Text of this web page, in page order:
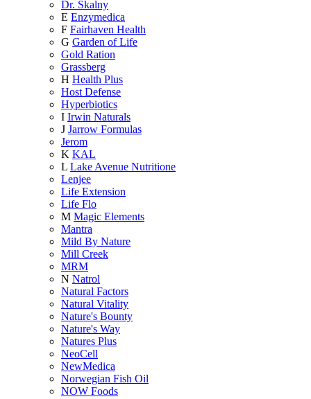
Dr. Skalny
E Enzymedica
F Fairhaven Health
G Garden of Life
Gold Ration
Grassberg
H Health Plus
Host Defense
Hyperbiotics
I Irwin Naturals
J Jarrow Formulas
Jerom
K KAL
L Lake Avenue Nutritione
Lenjee
Life Extension
Life Flo
M Magic Elements
Mantra
Mild By Nature
Mill Creek
MRM
N Natrol
Natural Factors
Natural Vitality
Nature's Bounty
Nature's Way
Natures Plus
NeoCell
NewMedica
Norwegian Fish Oil
NOW Foods